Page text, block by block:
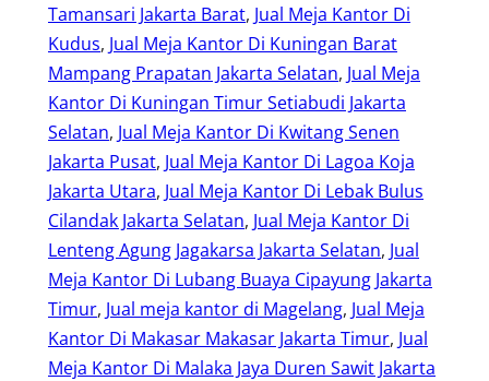
Tamansari Jakarta Barat, Jual Meja Kantor Di
Kudus, Jual Meja Kantor Di Kuningan Barat
Mampang Prapatan Jakarta Selatan, Jual Meja
Kantor Di Kuningan Timur Setiabudi Jakarta
Selatan, Jual Meja Kantor Di Kwitang Senen
Jakarta Pusat, Jual Meja Kantor Di Lagoa Koja
Jakarta Utara, Jual Meja Kantor Di Lebak Bulus
Cilandak Jakarta Selatan, Jual Meja Kantor Di
Lenteng Agung Jagakarsa Jakarta Selatan, Jual
Meja Kantor Di Lubang Buaya Cipayung Jakarta
Timur, Jual meja kantor di Magelang, Jual Meja
Kantor Di Makasar Makasar Jakarta Timur, Jual
Meja Kantor Di Malaka Jaya Duren Sawit Jakarta